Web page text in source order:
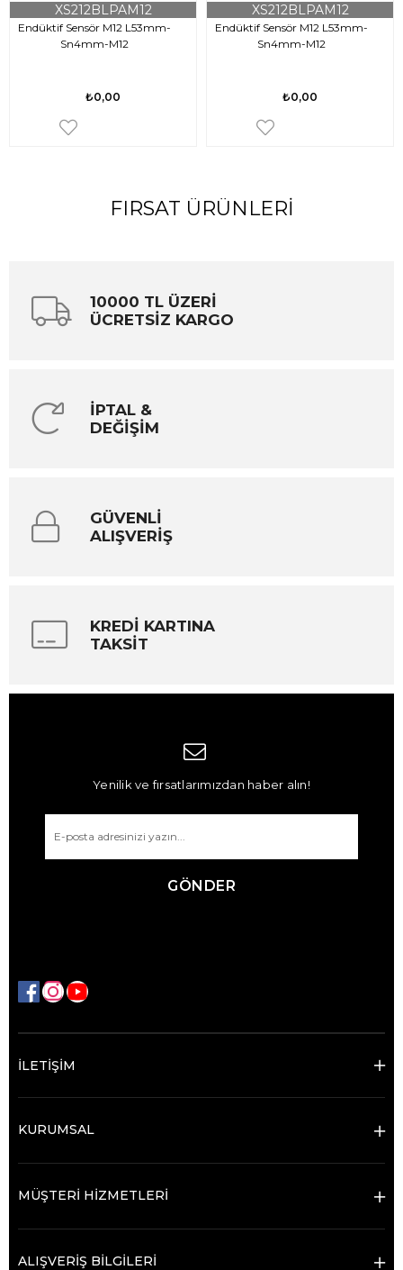
Endüktif Sensör M12 L53mm-
Sn4mm-M12
XS212BLPAM12
₺0,00
Endüktif Sensör M12 L53mm-
Sn4mm-M12
XS212BLPAM12
₺0,00
FIRSAT ÜRÜNLERI
10000 TL ÜZERİ
ÜCRETSİZ KARGO
İPTAL &
DEĞİŞİM
GÜVENLİ
ALIŞVERİŞ
KREDİ KARTINA
TAKSİT
Yenilik ve fırsatlarımızdan haber alın!
GÖNDER
İLETİŞİM
KURUMSAL
MÜŞTERİ HİZMETLERİ
ALIŞVERİŞ BİLGİLERİ